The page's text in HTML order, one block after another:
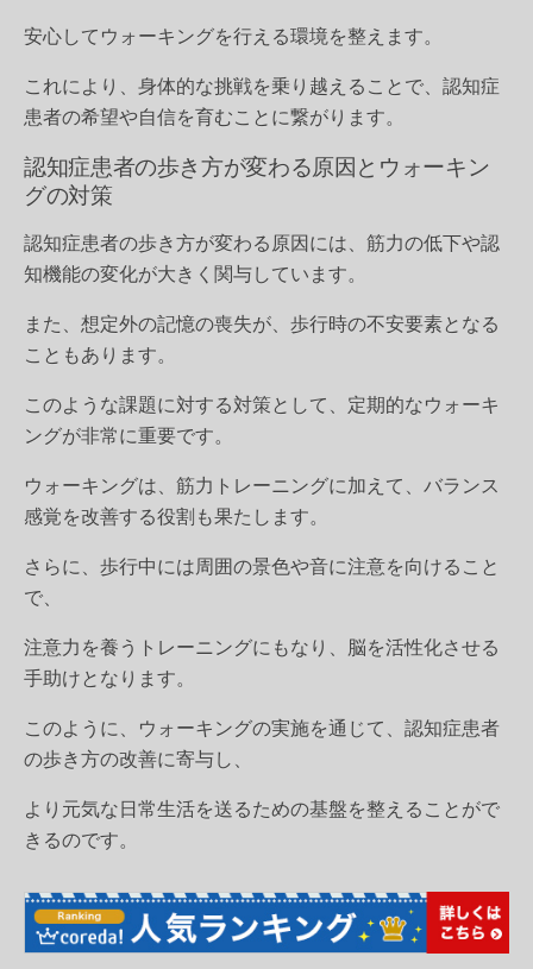
安心してウォーキングを行える環境を整えます。
これにより、身体的な挑戦を乗り越えることで、認知症
患者の希望や自信を育むことに繋がります。
認知症患者の歩き方が変わる原因とウォーキン
グの対策
認知症患者の歩き方が変わる原因には、 筋力の低下や認
知機能の変化が大きく関与しています。
また、想定外の記憶の喪失が、歩行時の不安要素となる
こともあります。
このような課題に対する対策として、定期的なウォーキ
ングが非常に重要です。
ウォーキングは、筋力トレーニングに加えて、バランス
感覚を改善する役割も果たします。
さらに、歩行中には周囲の景色や音に注意を向けること
で、
注意力を養うトレーニングにもなり、脳を活性化させる
手助けとなります。
このように、ウォーキングの実施を通じて、認知症患者
の歩き方の改善に寄与し、
より元気な日常生活を送るための基盤を整えることがで
きるのです。